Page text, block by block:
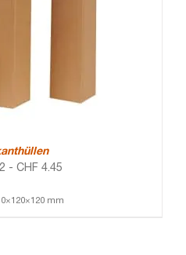
- CHF 4.45
mm